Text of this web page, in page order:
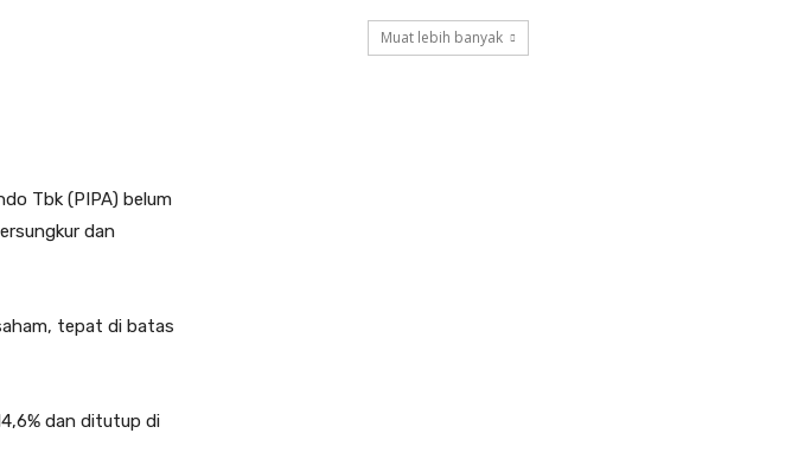
Tbk (PIPA) belum
dan
tepat di batas
dan ditutup di
Muat lebih banyak